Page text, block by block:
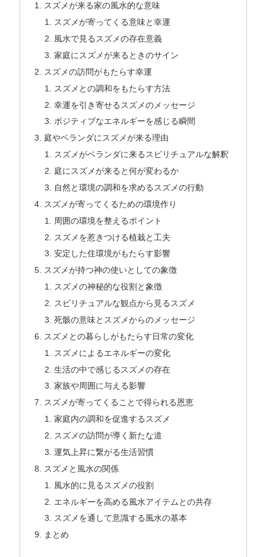
スズメが来る家の風水的な意味
スズメが寄ってくる意味と幸運
風水で見るスズメの存在意義
家庭にスズメが来るときのサイン
スズメの訪問がもたらす幸運
スズメとの調和をもたらす方法
幸運を引き寄せるスズメのメッセージ
ポジティブなエネルギーを感じる瞬間
庭やベランダにスズメが来る理由
スズメがベランダに来るスピリチュアルな解釈
庭にスズメが来ると何が変わるか
自然と環境の調和を求めるスズメの行動
スズメが寄ってくるための環境作り
周囲の環境を整えるポイント
スズメを惹きつける植栽と工夫
安定した住環境がもたらす影響
スズメが持つ神の使いとしての象徴
スズメの神秘的な役割と象徴
スピリチュアルな観点から見るスズメ
死骸の意味とスズメからのメッセージ
スズメとの暮らしがもたらす日常の変化
スズメによるエネルギーの変化
生活の中で感じるスズメの存在
家族や周囲に与える影響
スズメが寄ってくることで得られる恩恵
家庭内の調和を促進するスズメ
スズメの訪問が導く新たな道
運気上昇に繋がる生活習慣
スズメと風水の関係
風水的に見るスズメの役割
エネルギーを高める風水アイテムとの共存
スズメを通して意識する風水の基本
まとめ